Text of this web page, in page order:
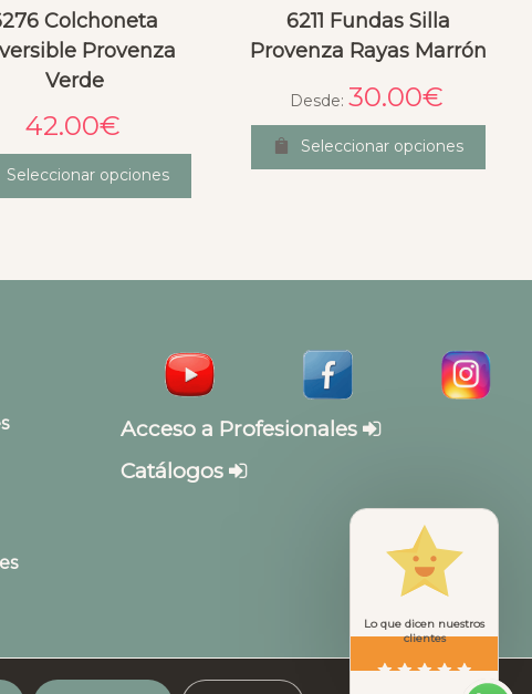
Colchoneta
Provenza
Verde
42.00€
Seleccionar opciones
6211 Fundas Silla
Provenza Rayas Marrón
Desde:30.00€
Seleccionar opciones
Acceso a Profesionales
Catálogos
Lo que dicen nuestros
clientes